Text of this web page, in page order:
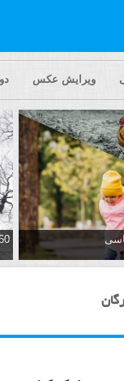
ویرایش عکس
60 نمونه عکس سبک